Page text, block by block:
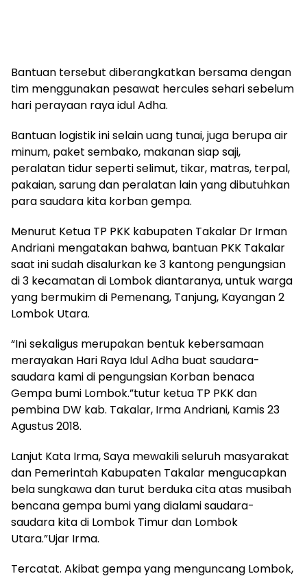
Bantuan tersebut diberangkatkan bersama dengan
tim menggunakan pesawat hercules sehari sebelum
hari perayaan raya idul Adha.
Bantuan logistik ini selain uang tunai, juga berupa air
minum, paket sembako, makanan siap saji,
peralatan tidur seperti selimut, tikar, matras, terpal,
pakaian, sarung dan peralatan lain yang dibutuhkan
para saudara kita korban gempa.
Menurut Ketua TP PKK kabupaten Takalar Dr Irman
Andriani mengatakan bahwa, bantuan PKK Takalar
saat ini sudah disalurkan ke 3 kantong pengungsian
di 3 kecamatan di Lombok diantaranya, untuk warga
yang bermukim di Pemenang, Tanjung, Kayangan 2
Lombok Utara.
“Ini sekaligus merupakan bentuk kebersamaan
merayakan Hari Raya Idul Adha buat saudara-
saudara kami di pengungsian Korban benaca
Gempa bumi Lombok.”tutur ketua TP PKK dan
pembina DW kab. Takalar, Irma Andriani, Kamis 23
Agustus 2018.
Lanjut Kata Irma, Saya mewakili seluruh masyarakat
dan Pemerintah Kabupaten Takalar mengucapkan
bela sungkawa dan turut berduka cita atas musibah
bencana gempa bumi yang dialami saudara-
saudara kita di Lombok Timur dan Lombok
Utara.”Ujar Irma.
Tercatat. Akibat gempa yang menguncang Lombok,